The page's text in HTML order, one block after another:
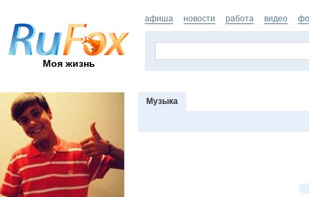
Моя жизнь
афиша новости работа видео
Музыка